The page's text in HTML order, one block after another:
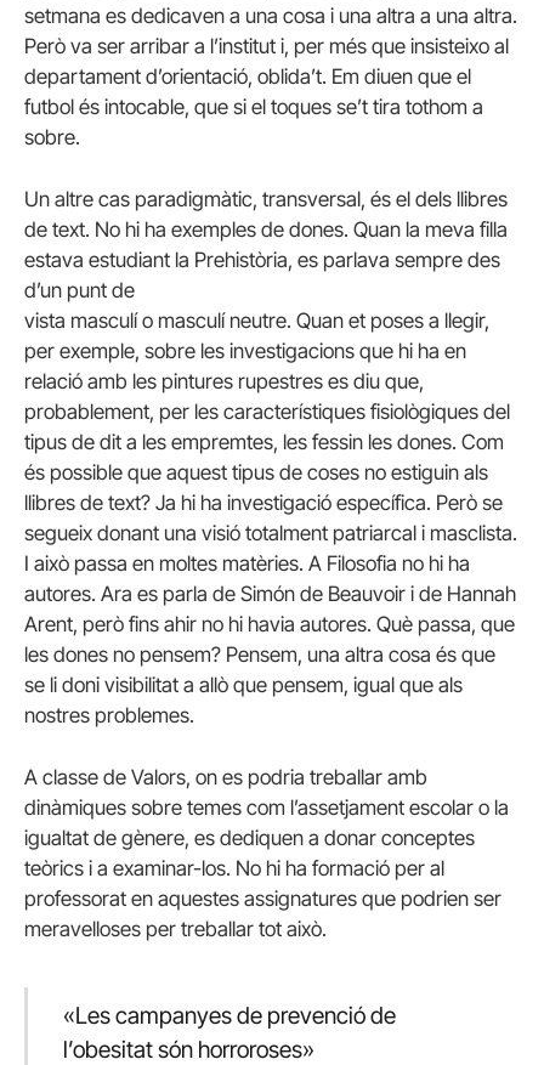
setmana es dedicaven a una cosa i una altra a una altra.
Però va ser arribar a l’institut i, per més que insisteixo al
departament d’orientació, oblida’t. Em diuen que el
futbol és intocable, que si el toques se’t tira tothom a
sobre.
Un altre cas paradigmàtic, transversal, és el dels llibres
de text. No hi ha exemples de dones. Quan la meva filla
estava estudiant la Prehistòria, es parlava sempre des
d’un punt de
vista masculí o masculí neutre. Quan et poses a llegir,
per exemple, sobre les investigacions que hi ha en
relació amb les pintures rupestres es diu que,
probablement, per les característiques fisiològiques del
tipus de dit a les empremtes, les fessin les dones. Com
és possible que aquest tipus de coses no estiguin als
llibres de text? Ja hi ha investigació específica. Però se
segueix donant una visió totalment patriarcal i masclista.
I això passa en moltes matèries. A Filosofia no hi ha
autores. Ara es parla de Simón de Beauvoir i de Hannah
Arent, però fins ahir no hi havia autores. Què passa, que
les dones no pensem? Pensem, una altra cosa és que
se li doni visibilitat a allò que pensem, igual que als
nostres problemes.
A classe de Valors, on es podria treballar amb
dinàmiques sobre temes com l’assetjament escolar o la
igualtat de gènere, es dediquen a donar conceptes
teòrics i a examinar-los. No hi ha formació per al
professorat en aquestes assignatures que podrien ser
meravelloses per treballar tot això.
«Les campanyes de prevenció de
l’obesitat són horroroses»